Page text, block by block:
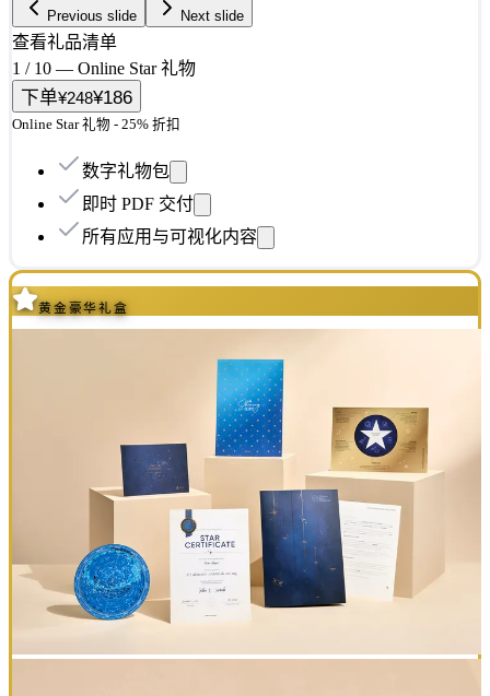
Previous slide Next slide
查看礼品清单
1 / 10 — Online Star 礼物
下单¥248¥186
Online Star 礼物 - 25% 折扣
数字礼物包
即时 PDF 交付
所有应用与可视化内容
黄金豪华礼盒